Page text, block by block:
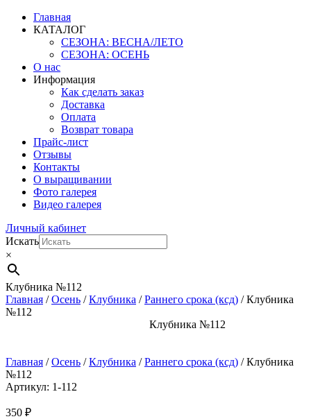
Главная
КАТАЛОГ
СЕЗОНА: ВЕСНА/ЛЕТО
СЕЗОНА: ОСЕНЬ
О нас
Информация
Как сделать заказ
Доставка
Оплата
Возврат товара
Прайс-лист
Отзывы
Контакты
О выращивании
Фото галерея
Видео галерея
Личный кабинет
Искать
×
Клубника №112
Главная /Осень /Клубника /Раннего срока (ксд) / Клубника
№112
Клубника №112
Главная /Осень /Клубника /Раннего срока (ксд) / Клубника
№112
Артикул: 1-112
350 ₽